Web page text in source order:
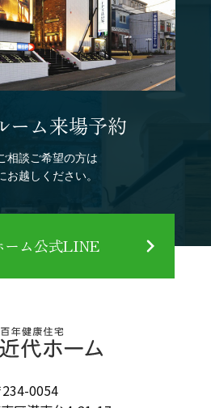
ーム来場予約
相談ご希望の方は
お越しください。
ーム公式LINE
234-0054